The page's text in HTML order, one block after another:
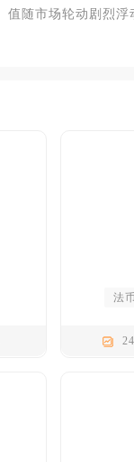
值随市场轮动剧烈浮
法币